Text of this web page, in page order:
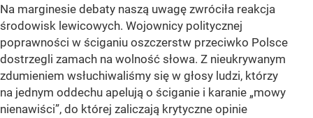
Na marginesie debaty naszą uwagę zwróciła reakcja
środowisk lewicowych. Wojownicy politycznej
poprawności w ściganiu oszczerstw przeciwko Polsce
dostrzegli zamach na wolność słowa. Z nieukrywanym
zdumieniem wsłuchiwaliśmy się w głosy ludzi, którzy
na jednym oddechu apelują o ściganie i karanie „mowy
nienawiści”, do której zaliczają krytyczne opinie